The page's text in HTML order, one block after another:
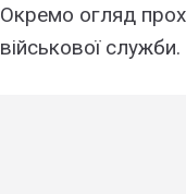
Окремо огляд
військової служби.